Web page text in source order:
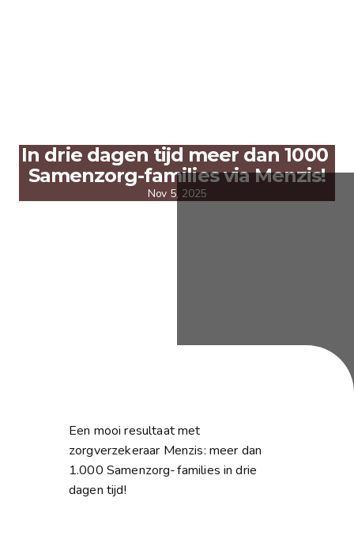
In drie dagen tijd meer dan 1000
Samenzorg-families via Menzis!
Nov 5, 2025
Een mooi resultaat met
zorgverzekeraar Menzis: meer dan
1.000 Samenzorg-families in drie
dagen tijd!